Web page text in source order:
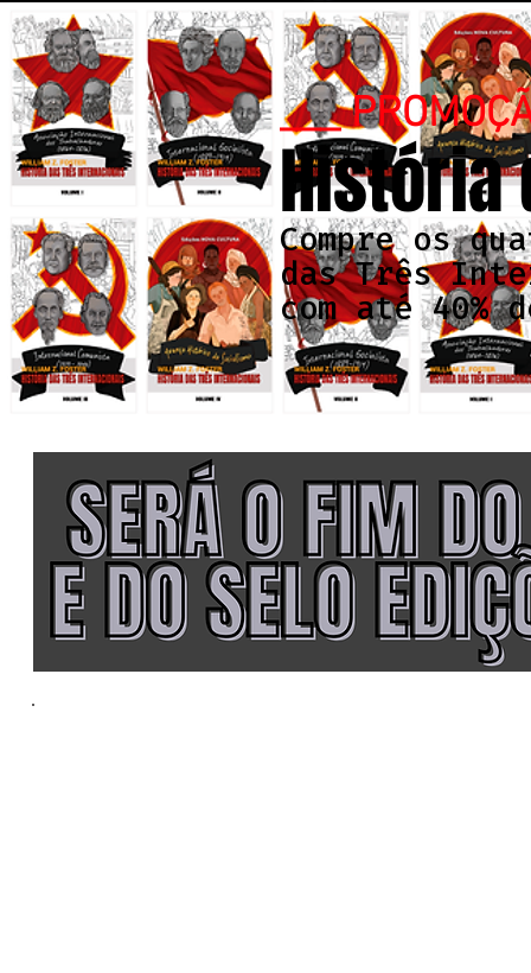
Compre os
das Três
com até 40%
___
História